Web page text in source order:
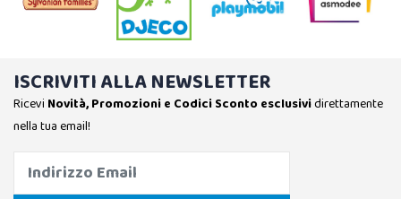
ISCRIVITI ALLA NEWSLETTER
Ricevi Novità, Promozioni e Codici Sconto esclusividirettamente
nella tua email!